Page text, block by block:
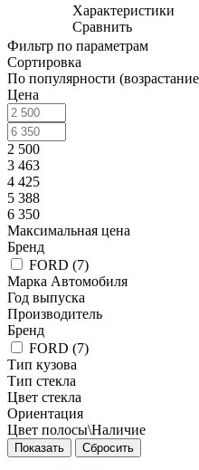
Характеристики
Сравнить
Фильтр по параметрам
Сортировка
По популярности
Цена
2 500
3 463
4 425
5 388
6 350
Максимальная цена
Бренд
FORD (7)
Марка Автомобиля
Год выпуска
Производитель
Бренд
FORD (7)
Тип кузова
Тип стекла
Цвет стекла
Ориентация
Цвет полосы\Наличие
Сбросить